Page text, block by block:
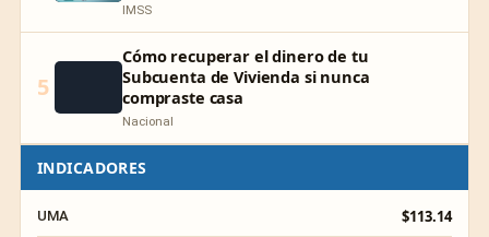
IMSS
5
Cómo recuperar el dinero de tu
Subcuenta de Vivienda si nunca
compraste casa
Nacional
INDICADORES
UMA $113.14